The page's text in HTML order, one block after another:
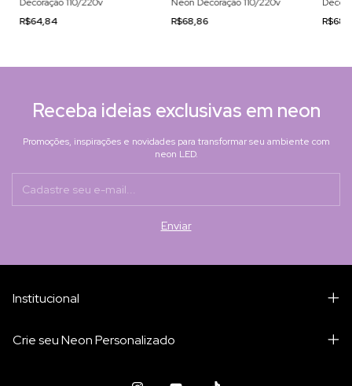
R$64,84
R$68,86
Receba ideias exclusivas em neon
Promoções, inspirações e novidades para transformar seu ambiente com
neon LED.
Institucional
Crie seu Neon Personalizado